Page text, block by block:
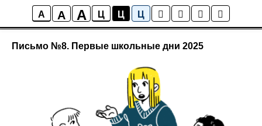
A A A Ц Ц Ц
Письма родителям
Письмо №8. Первые школьные дни 2025